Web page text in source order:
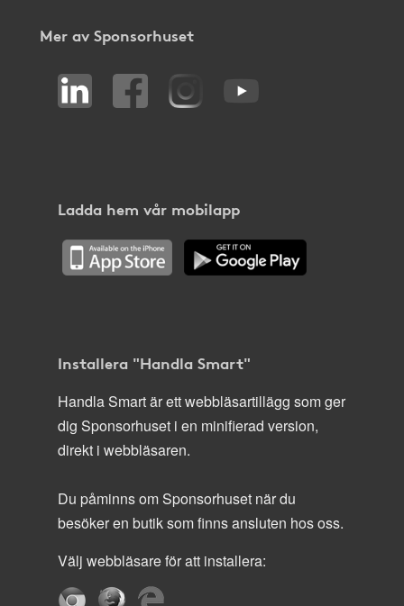
Mer av Sponsorhuset
Ladda hem vår mobilapp
Installera "Handla Smart"
Handla Smart är ett webbläsartillägg som ger
dig Sponsorhuset i en minifierad version,
direkt i webbläsaren.
Du påminns om Sponsorhuset när du
besöker en butik som finns ansluten hos oss.
Välj webbläsare för att installera: